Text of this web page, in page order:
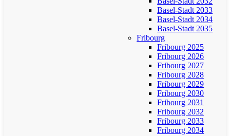
Basel-Stadt 2033
Basel-Stadt 2034
Basel-Stadt 2035
Fribourg
Fribourg 2025
Fribourg 2026
Fribourg 2027
Fribourg 2028
Fribourg 2029
Fribourg 2030
Fribourg 2031
Fribourg 2032
Fribourg 2033
Fribourg 2034